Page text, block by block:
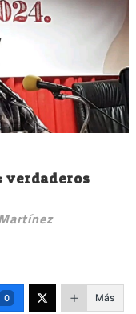
verdaderos
0 Más